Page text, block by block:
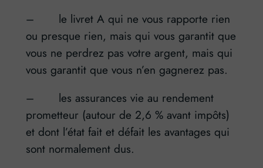
– le livret A qui ne vous rapporte rien
ou presque rien, mais qui vous garantit que
vous ne perdrez pas votre argent, mais qui
vous garantit que vous n’en gagnerez pas.
– les assurances vie au rendement
prometteur (autour de 2,6 % avant impôts)
et dont l’état fait et défait les avantages qui
sont normalement dus.